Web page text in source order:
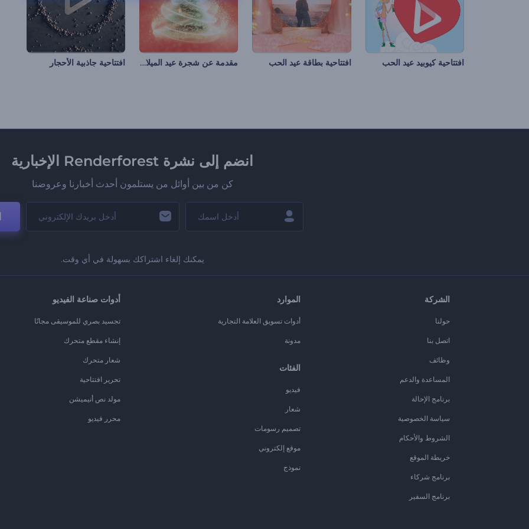
افتتاحية كيوبيد عيد الحب افتتاحية بطاقة عيد الحب مقدمة عن شجرة عيد الميلاد المتلألئة افتتاحية جاذبية الأحجار
انضم إلى نشرة Renderforest الإخبارية
كن من بين أوائل من يستلمون أحدث أخبارنا وعروضنا
يمكنك إلغاء اشتراكك بسهولة في أي وقت.
الشركة
حولنا
اتصل بنا
وظائف
المساعدة والدعم
برنامج الإحالة
سياسة الخصوصية
الشروط والأحكام
خريطة الموقع
برنامج شركاء
برنامج السفير
الموارد
أدوات تسويق العلامة التجارية
مدونة
الفئات
فيديو
شعار
تصميم رسومات
موقع إلكتروني
نموذج
أدوات صناعة الفيديو
تجسيد بصري للموسيقى مجانًا
إنشاء مقطع متحرك
شعار متحرك
تحرير افتتاحية
مولد نص أنيميشن
محرر فيديو